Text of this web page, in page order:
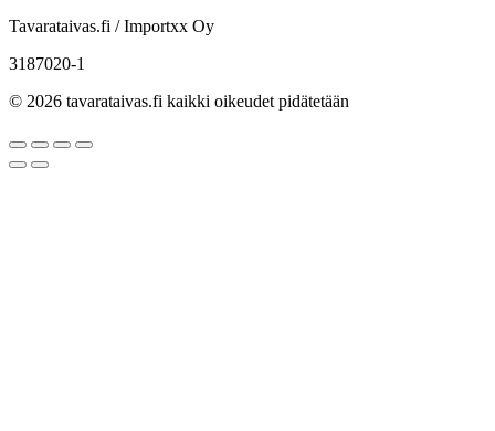
Tavarataivas.fi / Importxx Oy
3187020-1
© 2026 tavarataivas.fi kaikki oikeudet pidätetään